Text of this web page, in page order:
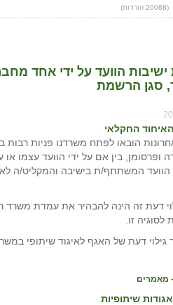
(20068 הורדות)
הוועד על ידי אחד
סגן הרשמת
האיחוד החקלאי
הובאו לפתח משרדנו פניות רבות
ופרסומן, בין אם על ידי הוועד עצמו
הוועד המשתתף/ת בישיבה והמקליט/ה
דעת זה הינה להבהיר את עמדת משרד
לסוגיה זו.
גילוי דעת של האגף לאיגוד שיתופי
מאמרים
אגודות שיתופיות